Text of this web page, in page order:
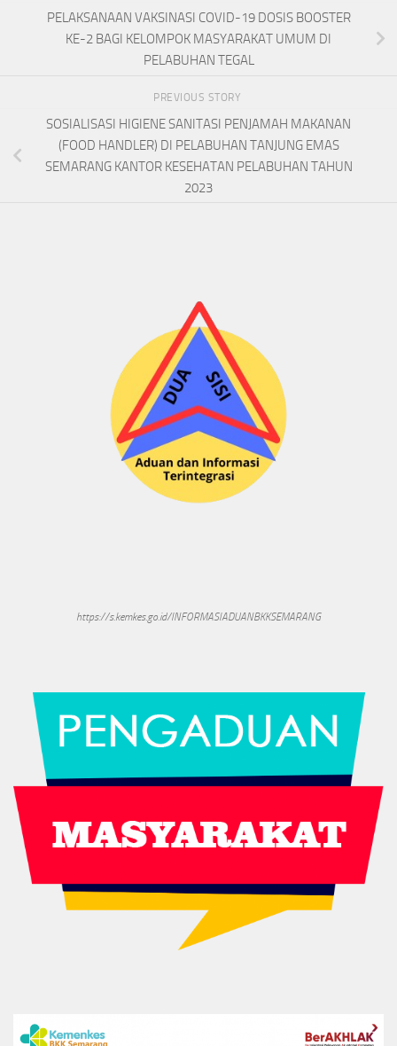
PELAKSANAAN VAKSINASI COVID-19 DOSIS BOOSTER
KE-2 BAGI KELOMPOK MASYARAKAT UMUM DI
PELABUHAN TEGAL
PREVIOUS STORY
SOSIALISASI HIGIENE SANITASI PENJAMAH MAKANAN
(FOOD HANDLER) DI PELABUHAN TANJUNG EMAS
SEMARANG KANTOR KESEHATAN PELABUHAN TAHUN
2023
https://s.kemkes.go.id/INFORMASIADUANBKKSEMARANG